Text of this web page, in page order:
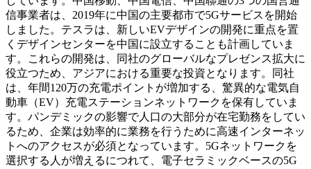
信事業者は、2019年に中国の主要都市で5Gサービスを開始
しました。テスラは、新しいEVデザインの開発に重点を置
くデザインセンターを中国に設立することも計画していま
す。これらの開発は、同社のグローバルなプレゼンス拡大に
役立つため、アジアにおける重要な投資となります。同社
は、年間120万の充電ポイントが増加する、驚異的な電気自
動車（EV）充電ステーションネットワークを保有していま
す。パンデミックの影響で人口の大部分が在宅勤務をしてい
るため、企業は効率的に業務を行うために高速インターネッ
トへのアクセスが必須となっています。5Gネットワ​​ークを
選択する人が増えるにつれて、電子セラミックベースの5G